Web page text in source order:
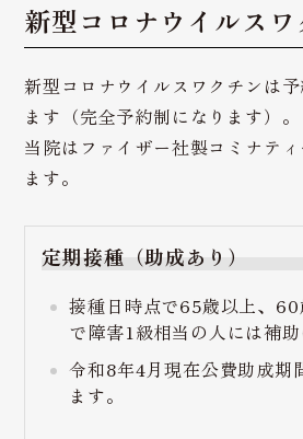
新型コロナウイルスワ
新型コロナウイルスワクチンは
ます（完全予約制になります）。
当院はファイザー社製コミナテ
ます。
定期接種（助成あり）
接種日時点で65歳以上、
で障害1級相当の人には補
令和8年4月現在公費助成期
ます。